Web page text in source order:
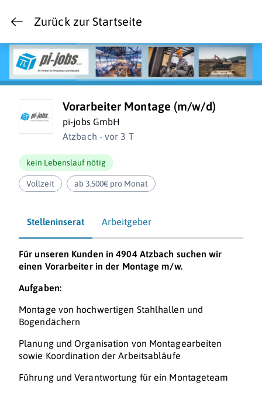
Zurück zur Startseite
Vorarbeiter Montage (m/w/d)
pi-jobs GmbH
Atzbach - vor 3 T
kein Lebenslauf nötig
Vollzeit ab 3.500€ pro Monat
Stelleninserat Arbeitgeber
Für unseren Kunden in 4904 Atzbach suchen wir
einen Vorarbeiter in der Montage m/w.
Aufgaben:
Montage von hochwertigen Stahlhallen und
Bogendächern
Planung und Organisation von Montagearbeiten
sowie Koordination der Arbeitsabläufe
Führung und Verantwortung für ein Montageteam